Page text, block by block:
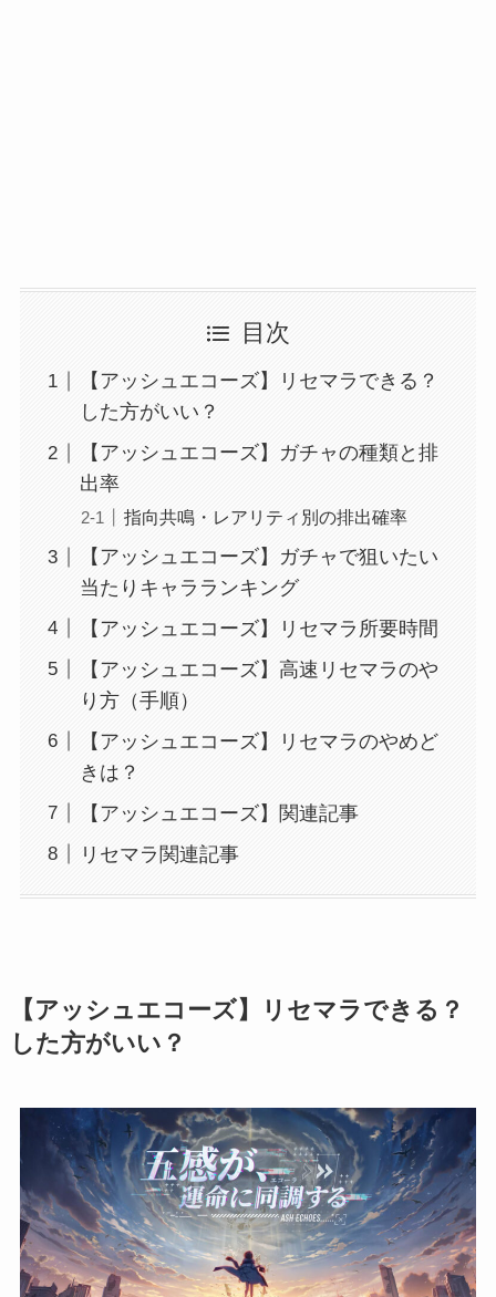
目次
【アッシュエコーズ】リセマラできる？
した方がいい？
【アッシュエコーズ】ガチャの種類と排
出率
指向共鳴・レアリティ別の排出確率
【アッシュエコーズ】ガチャで狙いたい
当たりキャラランキング
【アッシュエコーズ】リセマラ所要時間
【アッシュエコーズ】高速リセマラのや
り方（手順）
【アッシュエコーズ】リセマラのやめど
きは？
【アッシュエコーズ】関連記事
リセマラ関連記事
【 アッシュエコーズ】リセマラできる？
した方がいい？